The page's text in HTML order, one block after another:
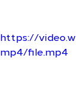
https://
mp4/file.mp4